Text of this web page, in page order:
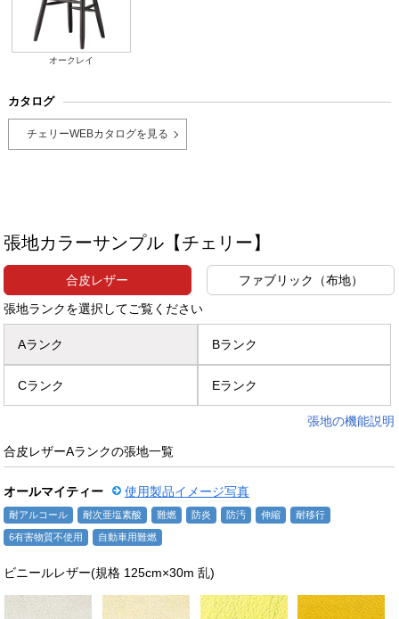
オークレイ
カタログ
チェリーWEBカタログを見る